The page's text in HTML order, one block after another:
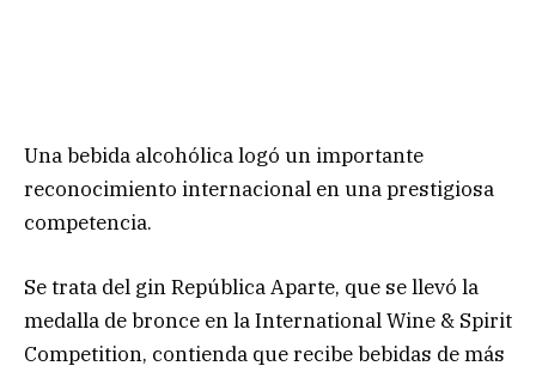
Una bebida alcohólica logó un importante
reconocimiento internacional en una prestigiosa
competencia.
Se trata del gin República Aparte, que se llevó la
medalla de bronce en la International Wine & Spirit
Competition, contienda que recibe bebidas de más